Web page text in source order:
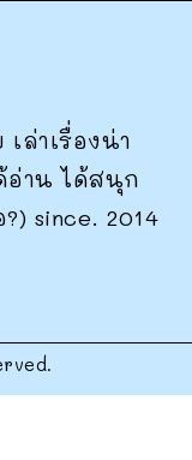
ล่าเรื่องน่า
าน ได้สนุก
since. 2014